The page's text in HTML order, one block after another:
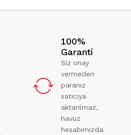
100%
Garanti
Siz onay
vermeden
paranız
satıcıya
aktarılmaz,
havuz
hesabımızda